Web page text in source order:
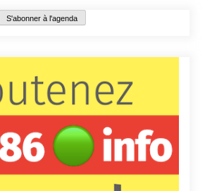
S'abonner à l'agenda